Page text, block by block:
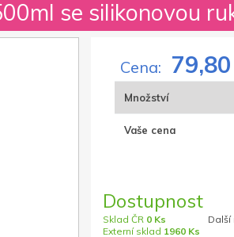
se silikonovou
Cena:
Množství
Vaše cena
Dostupnost
Sklad ČR 0 Ks
Externí sklad 1960 Ks
Další